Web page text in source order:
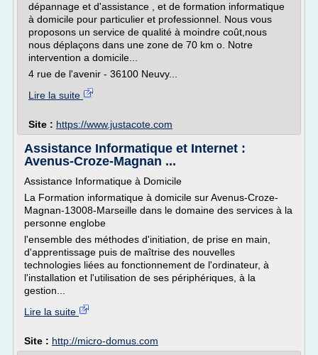
dépannage et d'assistance , et de formation informatique
à domicile pour particulier et professionnel. Nous vous
proposons un service de qualité à moindre coût,nous
nous déplaçons dans une zone de 70 km o. Notre
intervention a domicile...
4 rue de l'avenir - 36100 Neuvy...
Lire la suite
Site : https://www.justacote.com
Assistance Informatique et Internet :
Avenus-Croze-Magnan ...
Assistance Informatique à Domicile
La Formation informatique à domicile sur Avenus-Croze-
Magnan-13008-Marseille dans le domaine des services à la
personne englobe
l'ensemble des méthodes d'initiation, de prise en main,
d'apprentissage puis de maîtrise des nouvelles
technologies liées au fonctionnement de l'ordinateur, à
l'installation et l'utilisation de ses périphériques, à la
gestion...
Lire la suite
Site : http://micro-domus.com